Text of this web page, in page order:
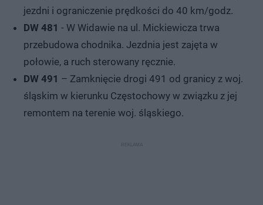
jezdni i ograniczenie prędkości do 40 km/godz.
DW 481 - W Widawie na ul. Mickiewicza trwa
przebudowa chodnika. Jezdnia jest zajęta w
połowie, a ruch sterowany ręcznie.
DW 491 – Zamknięcie drogi 491 od granicy z woj.
śląskim w kierunku Częstochowy w związku z jej
remontem na terenie woj. śląskiego.